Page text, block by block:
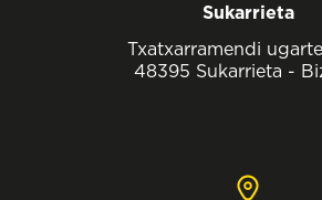
Sukarrieta
Txatxarramendi
48395 Sukarrieta -